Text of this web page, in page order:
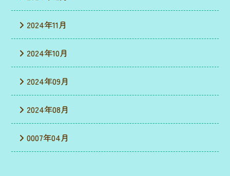
2024年11月
2024年10月
2024年09月
2024年08月
0007年04月